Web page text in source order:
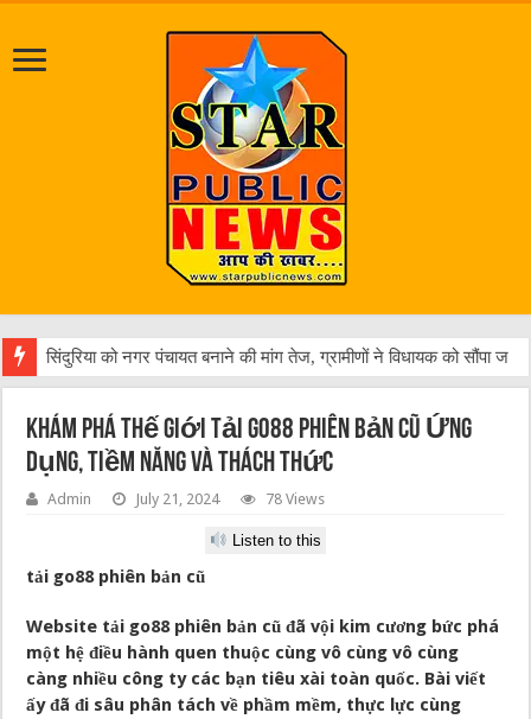
चौक पुलिस ने वांछित अभियुक्त
Khám phá Thế giới tải go88 phiên bản cũ Ứng
dụng, Tiềm năng và Thách thức
Admin July 21, 2024 78 Views
Listen to this
tải go88 phiên bản cũ
Website tải go88 phiên bản cũ đã vội kim cương bức phá
một hệ điều hành quen thuộc cùng vô cùng vô cùng
càng nhiều công ty các bạn tiêu xài toàn quốc. Bài viết
ấy đã đi sâu phân tách về phầm mềm, thực lực cùng